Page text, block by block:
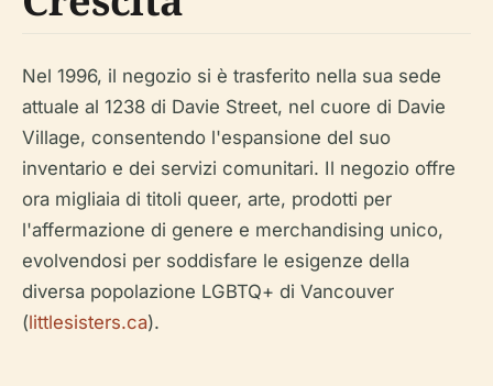
Nel 1996, il negozio si è trasferito nella sua sede
attuale al 1238 di Davie Street, nel cuore di Davie
Village, consentendo l'espansione del suo
inventario e dei servizi comunitari. Il negozio offre
ora migliaia di titoli queer, arte, prodotti per
l'affermazione di genere e merchandising unico,
evolvendosi per soddisfare le esigenze della
diversa popolazione LGBTQ+ di Vancouver
(littlesisters.ca).